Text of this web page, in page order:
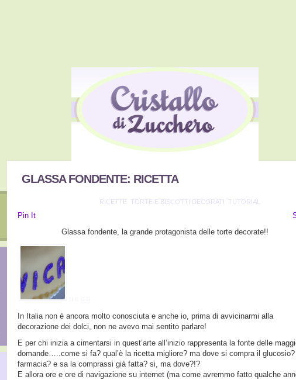
GLASSA FONDENTE: RICETTA
RICETTE TORTE E BISCOTTI DECORATI TUTORIAL
Pin It
Glassa fondente, la grande protagonista delle torte decorate!!
In Italia non è ancora molto conosciuta e anche io, prima di avvicinarmi alla
decorazione dei dolci, non ne avevo mai sentito parlare!
E per chi inizia a cimentarsi in quest’arte all’inizio rappresenta la fonte delle
domande…..come si fa? qual’è la ricetta migliore? ma dove si compra il
farmacia? e sa la comprassi già fatta? si, ma dove?!?
E allora ore e ore di navigazione su internet (ma come avremmo fatto qualche